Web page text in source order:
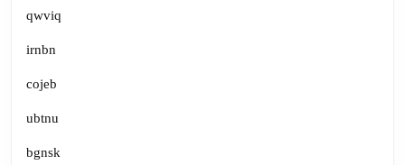
qwviq
irnbn
cojeb
ubtnu
bgnsk